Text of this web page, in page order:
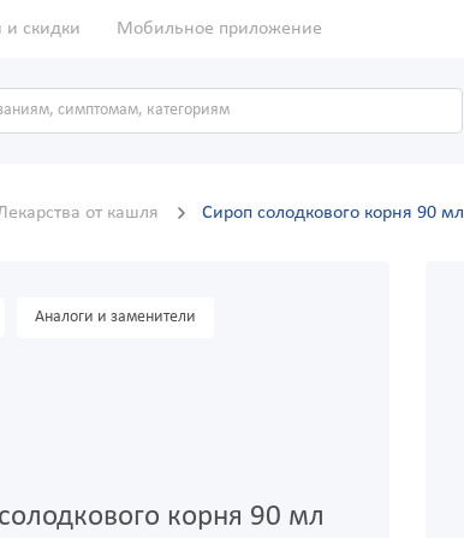
и скидки Мобильное приложение
от кашля Сироп солодкового корня 90 мл
Аналоги и заменители
корня 90 мл